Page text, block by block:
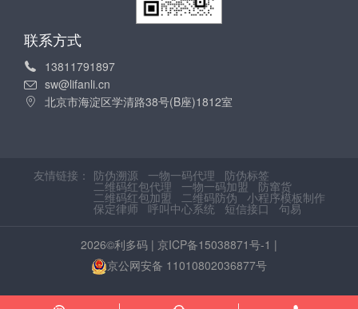
联系方式
13811791897
sw@lifanli.cn
北京市海淀区学清路38号(B座)1812室
友情链接： 防伪溯源 一物一码代理 防伪标签
二维码红包代理 一物一码加盟 防窜货
二维码红包加盟 二维码防伪 小程序模板制作
保定律师 呼叫中心系统 短信接口 句易
2026©利多码 | 京ICP备15038871号-1 |
京公网安备 11010802036877号